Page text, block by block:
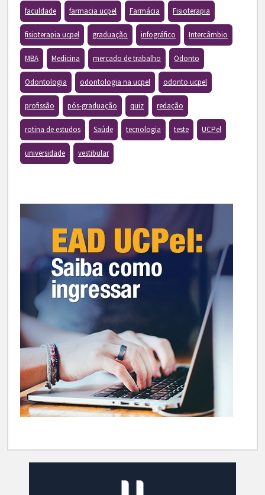
faculdade farmacia ucpel Farmácia Fisioterapia
fisioterapia ucpel graduação infográfico Intercâmbio
MBA Medicina mercado de trabalho Odonto
Odontologia odontologia na ucpel odonto ucpel
profissão pós-graduação quiz redação
rotina de estudos Saúde tecnologia teste UCPel
universidade vestibular